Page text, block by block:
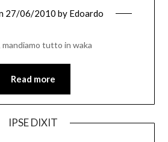
27/06/2010 by Edoardo
mandiamo tutto in waka
Read more
IPSE DIXIT